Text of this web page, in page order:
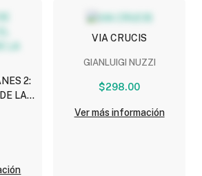
2:
LA
VIA CRUCIS
GIANLUIGI NUZZI
$298.00
Ver más información